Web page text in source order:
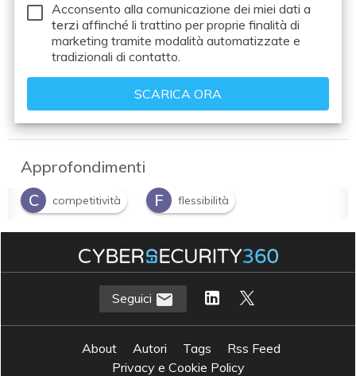
Acconsento alla comunicazione dei miei dati a
terzi affinché li trattino per proprie finalità di
marketing tramite modalità automatizzate e
tradizionali di contatto.
Approfondimenti
C
competitività F flessibilità
I innovazione
Seguici
About Autori Tags
Rss Feed
Privacy e Cookie Policy